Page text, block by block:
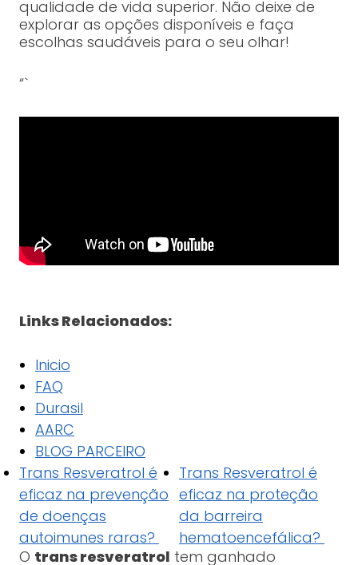
qualidade de vida superior. Não deixe de
explorar as opções disponíveis e faça
escolhas saudáveis para o seu olhar!
“`
Links Relacionados:
Inicio
FAQ
Durasil
AARC
BLOG PARCEIRO
Trans Resveratrol é
eficaz na prevenção
de doenças
autoimunes raras?
Trans Resveratrol é
eficaz na proteção
da barreira
hematoencefálica?
O trans resveratrol tem ganhado